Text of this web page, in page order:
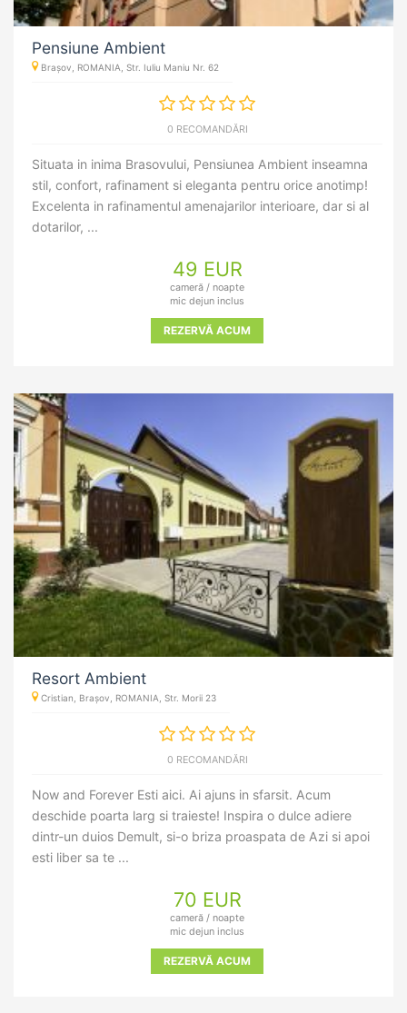
Pensiune Ambient
Brașov, ROMANIA, Str. Iuliu Maniu Nr. 62
0 RECOMANDĂRI
Situata in inima Brasovului, Pensiunea Ambient inseamna
stil, confort, rafinament si eleganta pentru orice anotimp!
Excelenta in rafinamentul amenajarilor interioare, dar si al
dotarilor, ...
49 EUR
cameră / noapte
mic dejun inclus
REZERVĂ ACUM
Resort Ambient
Cristian, Brașov, ROMANIA, Str. Morii 23
0 RECOMANDĂRI
Now and Forever Esti aici. Ai ajuns in sfarsit. Acum
deschide poarta larg si traieste! Inspira o dulce adiere
dintr-un duios Demult, si-o briza proaspata de Azi si apoi
esti liber sa te ...
70 EUR
cameră / noapte
mic dejun inclus
REZERVĂ ACUM